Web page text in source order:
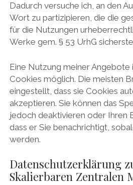
Dadurch versuche ich, an den
Wort zu partizipieren, die die
für die Nutzungen
Werke gem. § 53 UrhG
Eine Nutzung meiner Angebote
Cookies möglich. Die meisten
eingestellt, dass sie Cookies
akzeptieren. Sie können das
jedoch deaktivieren oder Ihren
dass er Sie benachrichtigt,
werden.
Datenschutzerklärung
Skalierbaren Zentralen